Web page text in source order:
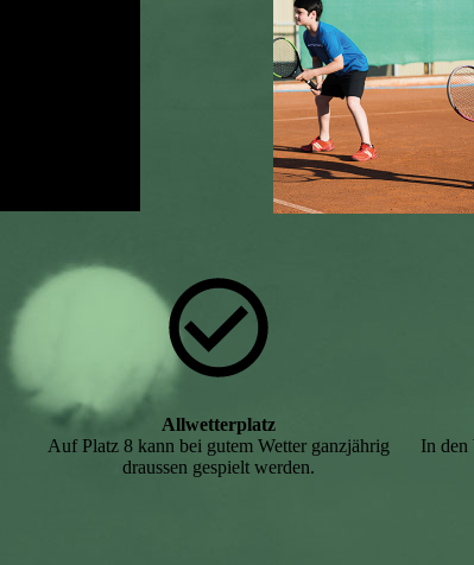
Allwetterplatz
Auf Platz 8 kann bei gutem Wetter ganzjährig
draussen gespielt werden.
In den